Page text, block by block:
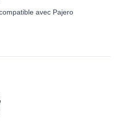
avec Pajero